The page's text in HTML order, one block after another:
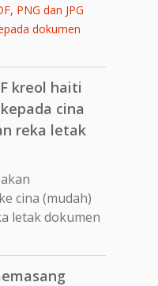
PNG dan JPG
dokumen
kreol haiti
cina
reka letak
cina (mudah)
letak dokumen